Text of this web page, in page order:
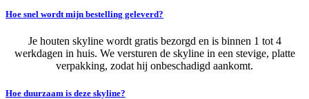
Hoe snel wordt mijn bestelling geleverd?
Je houten skyline wordt gratis bezorgd en is binnen 1 tot 4
werkdagen in huis. We versturen de skyline in een stevige, platte
verpakking, zodat hij onbeschadigd aankomt.
Hoe duurzaam is deze skyline?